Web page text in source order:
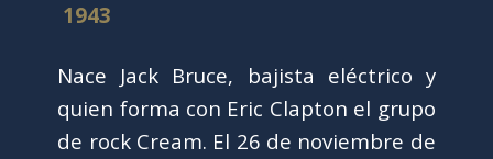
1943
Nace Jack Bruce, bajista eléctrico y
quien forma con Eric Clapton el grupo
de rock Cream. El 26 de noviembre de